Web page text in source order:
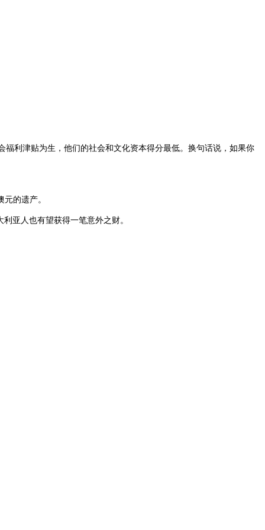
利津贴为生，他们的社会和文化资本得分最低。换句话说，如果你
元的遗产。
亚人也有望获得一笔意外之财。